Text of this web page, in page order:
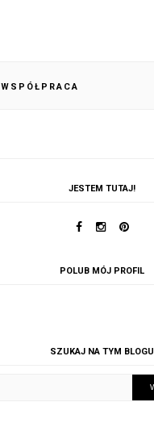
WSPÓŁPRACA
JESTEM TUTAJ!
POLUB MÓJ PROFIL
SZUKAJ NA TYM BLOGU